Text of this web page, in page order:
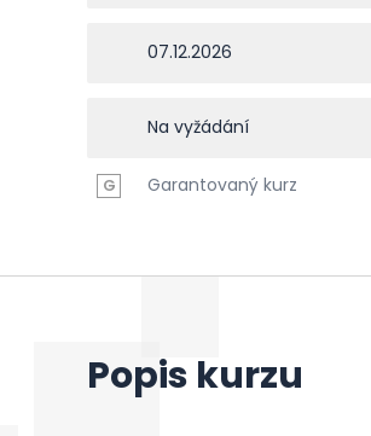
07.12.2026
Na vyžádání
G Garantovaný kurz
Popis kurzu